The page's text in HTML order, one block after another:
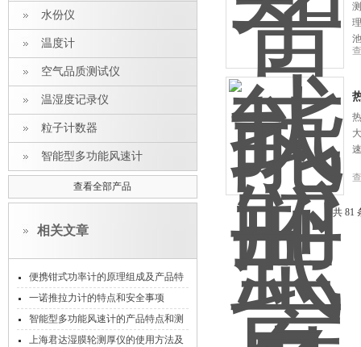
水份仪
温度计
空气品质测试仪
温湿度记录仪
粒子计数器
智能型多功能风速计
查看全部产品
相关文章
便携钳式功率计的原理组成及产品特
点概述
一诺推拉力计的特点和安全事项
智能型多功能风速计的产品特点和测
试过程
上海君达湿膜轮测厚仪的使用方法及
共 81